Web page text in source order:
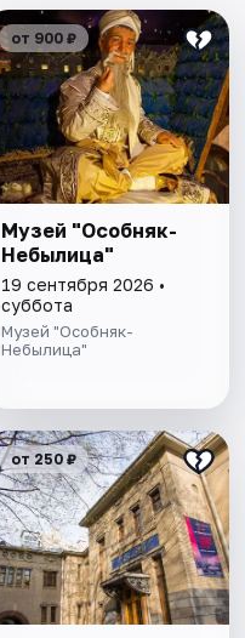
от 900 ₽
Музей "Особняк-
Небылица"
19 сентября 2026 •
суббота
Музей "Особняк-
Небылица"
от 250 ₽